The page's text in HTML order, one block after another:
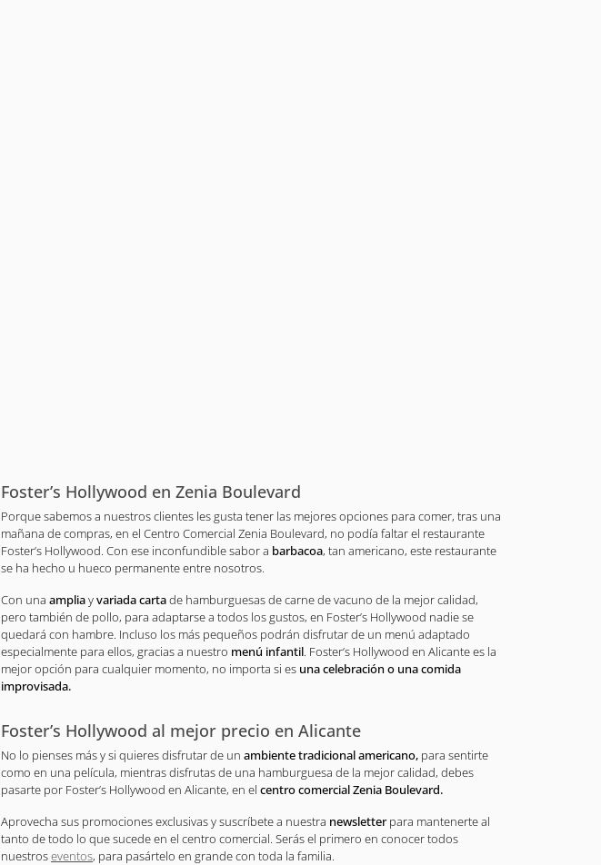
Foster’s Hollywood en Zenia Boulevard
Porque sabemos a nuestros clientes les gusta tener las mejores opciones para comer, tras una
mañana de compras, en el Centro Comercial Zenia Boulevard, no podía faltar el restaurante
Foster’s Hollywood. Con ese inconfundible sabor a barbacoa, tan americano, este restaurante
se ha hecho u hueco permanente entre nosotros.
Con una ampliayvariada cartade hamburguesas de carne de vacuno de la mejor calidad,
pero también de pollo, para adaptarse a todos los gustos, en Foster’s Hollywood nadie se
quedará con hambre. Incluso los más pequeños podrán disfrutar de un menú adaptado
especialmente para ellos, gracias a nuestro menú infantil. Foster’s Hollywood en Alicante es la
mejor opción para cualquier momento, no importa si es una celebración o una comida
improvisada.
Foster’s Hollywood al mejor precio en Alicante
No lo pienses más y si quieres disfrutar de un ambiente tradicional americano, para sentirte
como en una película, mientras disfrutas de una hamburguesa de la mejor calidad, debes
pasarte por Foster’s Hollywood en Alicante, en el centro comercial Zenia Boulevard.
Aprovecha sus promociones exclusivas y suscríbete a nuestra newsletterpara mantenerte al
tanto de todo lo que sucede en el centro comercial. Serás el primero en conocer todos
nuestroseventos, para pasártelo en grande con toda la familia.